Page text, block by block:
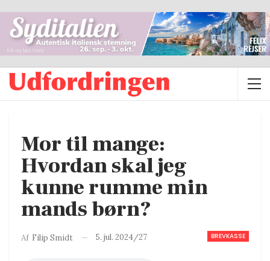
Mor til mange:
Hvordan skal jeg
kunne rumme min
mands børn?
BREVKASSE
Af Filip Smidt 5. jul. 2024/27